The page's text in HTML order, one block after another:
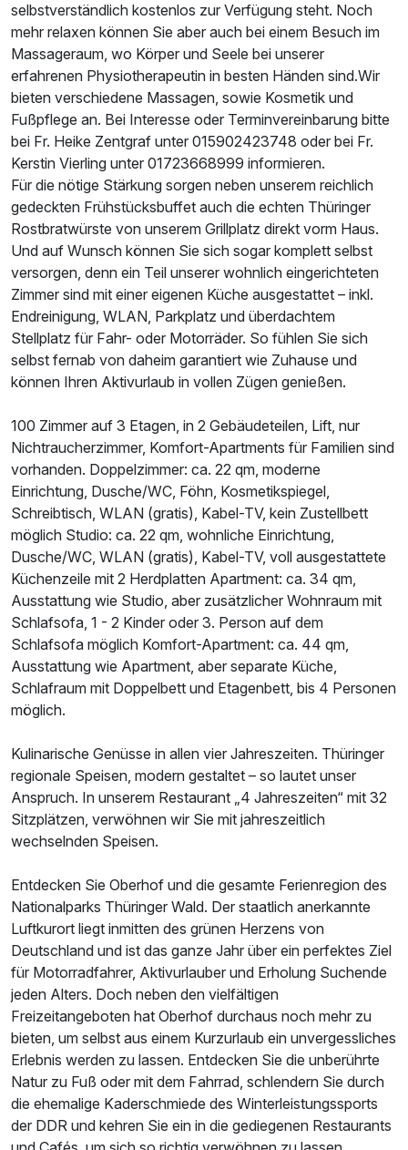
selbstverständlich kostenlos zur Verfügung steht. Noch
mehr relaxen können Sie aber auch bei einem Besuch im
Massageraum, wo Körper und Seele bei unserer
erfahrenen Physiotherapeutin in besten Händen sind.Wir
bieten verschiedene Massagen, sowie Kosmetik und
Fußpflege an. Bei Interesse oder Terminvereinbarung bitte
bei Fr. Heike Zentgraf unter 015902423748 oder bei Fr.
Kerstin Vierling unter 01723668999 informieren.
Für die nötige Stärkung sorgen neben unserem reichlich
gedeckten Frühstücksbuffet auch die echten Thüringer
Rostbratwürste von unserem Grillplatz direkt vorm Haus.
Und auf Wunsch können Sie sich sogar komplett selbst
versorgen, denn ein Teil unserer wohnlich eingerichteten
Zimmer sind mit einer eigenen Küche ausgestattet – inkl.
Endreinigung, WLAN, Parkplatz und überdachtem
Stellplatz für Fahr- oder Motorräder. So fühlen Sie sich
selbst fernab von daheim garantiert wie Zuhause und
können Ihren Aktivurlaub in vollen Zügen genießen.
100 Zimmer auf 3 Etagen, in 2 Gebäudeteilen, Lift, nur
Nichtraucherzimmer, Komfort-Apartments für Familien sind
vorhanden. Doppelzimmer: ca. 22 qm, moderne
Einrichtung, Dusche/WC, Föhn, Kosmetikspiegel,
Schreibtisch, WLAN (gratis), Kabel-TV, kein Zustellbett
möglich Studio: ca. 22 qm, wohnliche Einrichtung,
Dusche/WC, WLAN (gratis), Kabel-TV, voll ausgestattete
Küchenzeile mit 2 Herdplatten Apartment: ca. 34 qm,
Ausstattung wie Studio, aber zusätzlicher Wohnraum mit
Schlafsofa, 1 - 2 Kinder oder 3. Person auf dem
Schlafsofa möglich Komfort-Apartment: ca. 44 qm,
Ausstattung wie Apartment, aber separate Küche,
Schlafraum mit Doppelbett und Etagenbett, bis 4 Personen
möglich.
Kulinarische Genüsse in allen vier Jahreszeiten. Thüringer
regionale Speisen, modern gestaltet – so lautet unser
Anspruch. In unserem Restaurant „4 Jahreszeiten“ mit 32
Sitzplätzen, verwöhnen wir Sie mit jahreszeitlich
wechselnden Speisen.
Entdecken Sie Oberhof und die gesamte Ferienregion des
Nationalparks Thüringer Wald. Der staatlich anerkannte
Luftkurort liegt inmitten des grünen Herzens von
Deutschland und ist das ganze Jahr über ein perfektes Ziel
für Motorradfahrer, Aktivurlauber und Erholung Suchende
jeden Alters. Doch neben den vielfältigen
Freizeitangeboten hat Oberhof durchaus noch mehr zu
bieten, um selbst aus einem Kurzurlaub ein unvergessliches
Erlebnis werden zu lassen. Entdecken Sie die unberührte
Natur zu Fuß oder mit dem Fahrrad, schlendern Sie durch
die ehemalige Kaderschmiede des Winterleistungssports
der DDR und kehren Sie ein in die gediegenen Restaurants